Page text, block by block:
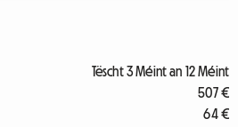
Tëscht 3 Méint an 12 Méint
507 €
64 €